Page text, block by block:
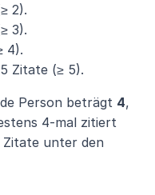
2).
3).
4).
Zitate (≥ 5).
Person beträgt 4,
4-mal zitiert
Zitate unter den